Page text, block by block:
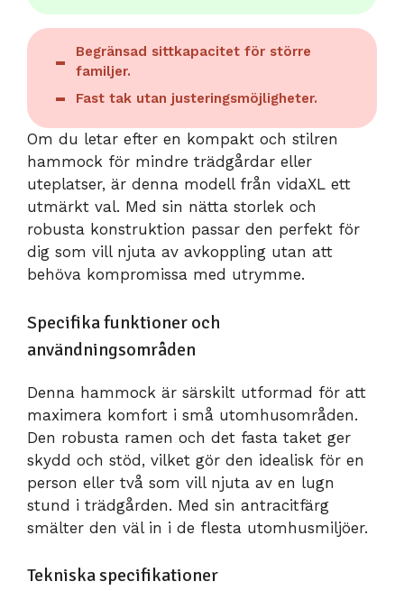
Begränsad sittkapacitet för större
familjer.
Fast tak utan justeringsmöjligheter.
Om du letar efter en kompakt och stilren
hammock för mindre trädgårdar eller
uteplatser, är denna modell från vidaXL ett
utmärkt val. Med sin nätta storlek och
robusta konstruktion passar den perfekt för
dig som vill njuta av avkoppling utan att
behöva kompromissa med utrymme.
Specifika funktioner och
användningsområden
Denna hammock är särskilt utformad för att
maximera komfort i små utomhusområden.
Den robusta ramen och det fasta taket ger
skydd och stöd, vilket gör den idealisk för en
person eller två som vill njuta av en lugn
stund i trädgården. Med sin antracitfärg
smälter den väl in i de flesta utomhusmiljöer.
Tekniska specifikationer